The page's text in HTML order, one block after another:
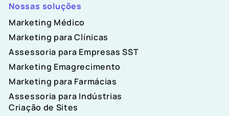
Marketing Médico
Marketing para Clínicas
Assessoria para Empresas SST
Marketing Emagrecimento
Marketing para Farmácias
Assessoria para Indústrias
Criação de Sites
Nossas soluções